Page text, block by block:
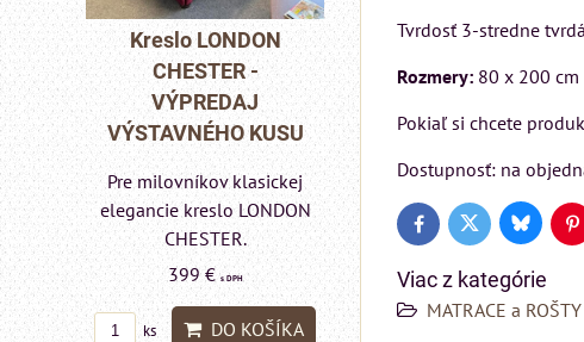
Tvrdosť 3-stredne
Rozmery: 80 x 200 cm
Pokiaľ si chcete
Dostupnosť: na
FacebookTwitter Bluesky
Viac z kategórie
MATRACE a
-
KUSU
matrac 175x200 cm
Matrac MIZAR od
talianskeho systému
Rinaldi Bed System
ponúka...
699 € s DPH
ks DO KOŠÍKA
Pohovka LONDON
CHESTER -
VÝSTAVNÉHO KUSU
Pre milovníkov klasickej
elegancie kreslo a
pohovka LONDON
CHESTER.
599 €s DPH